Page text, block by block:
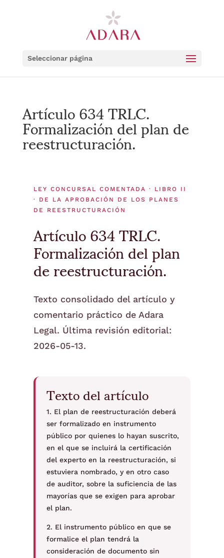
Seleccionar página
Artículo 634 TRLC.
Formalización del plan de
reestructuración.
LEY CONCURSAL COMENTADA · LIBRO II
· DE LA APROBACIÓN DE LOS PLANES
DE REESTRUCTURACIÓN
Artículo 634 TRLC.
Formalización del plan
de reestructuración.
Texto consolidado del artículo y
comentario práctico de Adara
Legal. Última revisión editorial:
2026-05-13.
Texto del artículo
1. El plan de reestructuración deberá
ser formalizado en instrumento
público por quienes lo hayan suscrito,
en el que se incluirá la certificación
del experto en la reestructuración, si
estuviera nombrado, y en otro caso
de auditor, sobre la suficiencia de las
mayorías que se exigen para aprobar
el plan.
2. El instrumento público en que se
formalice el plan tendrá la
consideración de documento sin